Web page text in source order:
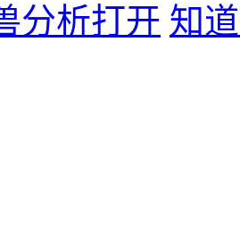
分析打开 知